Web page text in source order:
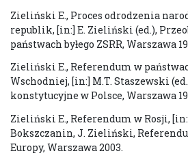
Zieliński E., Proces odrodzenia
republik, [in:] E. Zieliński (ed.),
państwach byłego ZSRR, Warszawa
Zieliński E., Referendum w
Wschodniej, [in:] M.T. Staszewski
konstytucyjne w Polsce, Warszawa
Zieliński E., Referendum w Rosji,
Bokszczanin, J. Zieliński,
Europy, Warszawa 2003.